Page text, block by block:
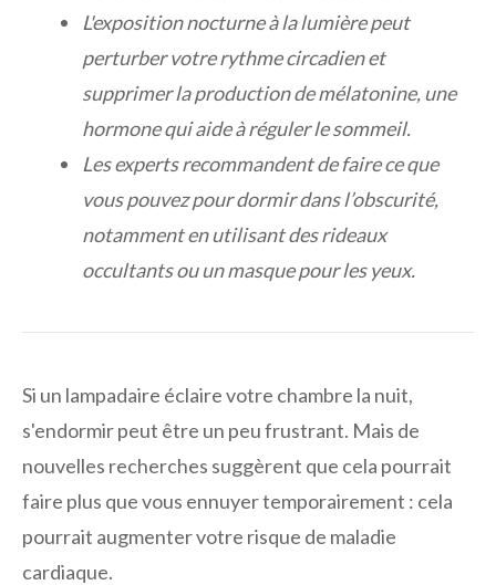
L'exposition nocturne à la lumière peut
perturber votre rythme circadien et
supprimer la production de mélatonine, une
hormone qui aide à réguler le sommeil.
Les experts recommandent de faire ce que
vous pouvez pour dormir dans l’obscurité,
notamment en utilisant des rideaux
occultants ou un masque pour les yeux.
Si un lampadaire éclaire votre chambre la nuit,
s'endormir peut être un peu frustrant. Mais de
nouvelles recherches suggèrent que cela pourrait
faire plus que vous ennuyer temporairement : cela
pourrait augmenter votre risque de maladie
cardiaque.